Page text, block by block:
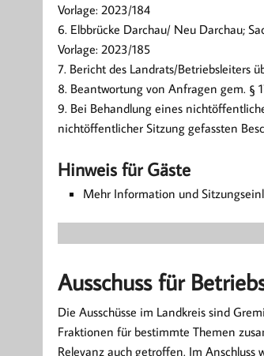
Vorlage: 2023/184
6. Elbbrücke Darchau/ Neu Darchau;
Vorlage: 2023/185
7. Bericht des Landrats/Betriebsleiters
8. Beantwortung von Anfragen gem. §
9. Bei Behandlung eines
nichtöffentlicher Sitzung gefassten
Hinweis für Gäste
Mehr Information und
Ausschuss für
Die Ausschüsse im Landkreis sind
Fraktionen für bestimmte Themen
Relevanz auch getroffen. Im